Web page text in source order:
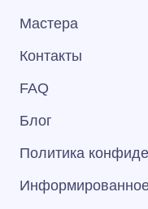
Мастера
Контакты
FAQ
Блог
Политика
Информированное